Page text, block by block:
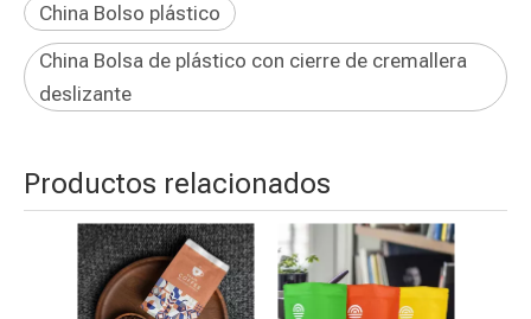
China Bolso plástico
China Bolsa de plástico con cierre de cremallera
deslizante
Productos relacionados